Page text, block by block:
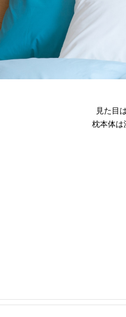
見た目
枕本体は